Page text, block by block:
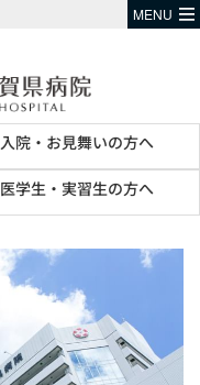
入院・お見舞いの方へ
医学生・実習生の方へ
MENU